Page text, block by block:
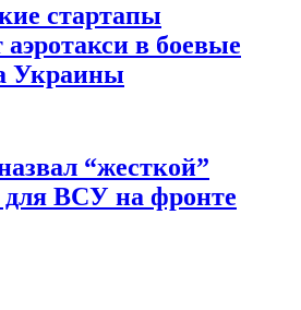
стартапы
в боевые
Украины
“жесткой”
для ВСУ на фронте